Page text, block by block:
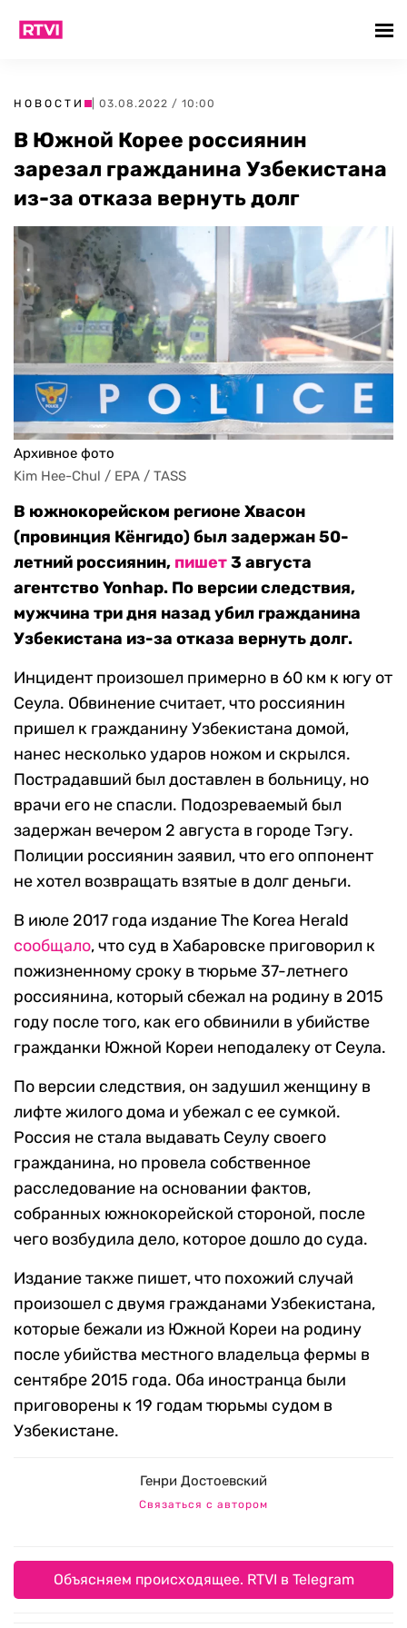
НОВОСТИ | 03.08.2022 / 10:00
В Южной Корее россиянин
зарезал гражданина Узбекистана
из-за отказа вернуть долг
Архивное фото
Kim Hee-Chul / EPA / TASS
В южнокорейском регионе Хвасон
(провинция Кёнгидо) был задержан 50-
летний россиянин, пишет3 августа
агентство Yonhap. По версии следствия,
мужчина три дня назад убил гражданина
Узбекистана из-за отказа вернуть долг.
Инцидент произошел примерно в 60 км к югу от
Сеула. Обвинение считает, что россиянин
пришел к гражданину Узбекистана домой,
нанес несколько ударов ножом и скрылся.
Пострадавший был доставлен в больницу, но
врачи его не спасли. Подозреваемый был
задержан вечером 2 августа в городе Тэгу.
Полиции россиянин заявил, что его оппонент
не хотел возвращать взятые в долг деньги.
В июле 2017 года издание The Korea Herald
сообщало, что суд в Хабаровске приговорил к
пожизненному сроку в тюрьме 37-летнего
россиянина, который сбежал на родину в 2015
году после того, как его обвинили в убийстве
гражданки Южной Кореи неподалеку от Сеула.
По версии следствия, он задушил женщину в
лифте жилого дома и убежал с ее сумкой.
Россия не стала выдавать Сеулу своего
гражданина, но провела собственное
расследование на основании фактов,
собранных южнокорейской стороной, после
чего возбудила дело, которое дошло до суда.
Издание также пишет, что похожий случай
произошел с двумя гражданами Узбекистана,
которые бежали из Южной Кореи на родину
после убийства местного владельца фермы в
сентябре 2015 года. Оба иностранца были
приговорены к 19 годам тюрьмы судом в
Узбекистане.
Генри Достоевский
Связаться с автором
Объясняем происходящее. RTVI в Telegram